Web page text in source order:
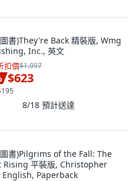
書)They're Back 精裝版, Wmg
Inc., 英文
扣價$1,097
$623
8/18 預計送達
書)Pilgrims of the Fall: The
Rising 平裝版, Christopher
English, Paperback